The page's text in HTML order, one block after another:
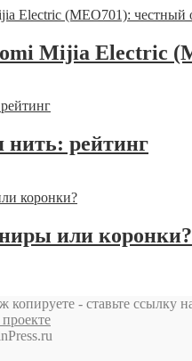
Mijia Electric
нить: рейтинг
или коронки?
- ставьте ссылку